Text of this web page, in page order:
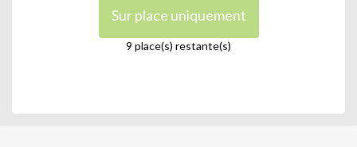
Sur place uniquement
9 place(s) restante(s)